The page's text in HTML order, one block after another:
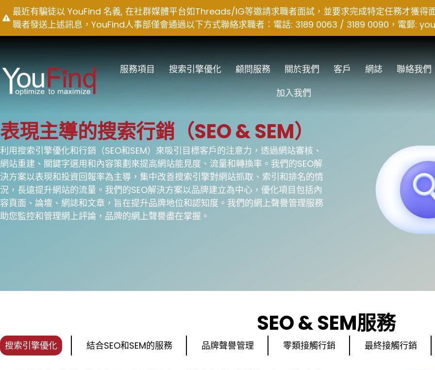
to
最近有騙徒以 YouFind 名義, 在社群媒體平台如Threads/IG等邀請求職者面試，並要求完成特定任務才獲得
職者發送上述訊息，YouFind人事部僅會通過以下方式聯絡求職者：電話: 3189 0063 / 3189 0090，電郵:
服務項目 搜索引擎優化 顧問服務 關於我們 客戶 網誌
聯絡我們
加入我們
表現主導的搜索行銷（SEO & SEM）
利用搜索引擎優化和行銷（SEO和SEM）來吸引目標客戶的注意力，透過網站審核、
網站重建、關鍵字選用和內容策劃來提高網站能見度、流量和轉換率。我們的SEO解
決方案以表現和投資回報率為主導，集中改善搜索引擎對網站抓取、索引和排名的情
況，長遠提升網站的流量。我們的SEO解決方案以品牌建立為中心，優化項目包括內
容頁面、論壇、網誌和文章，旨在提升品牌地位和認知度。我們的網上聲譽管理服務
助您監控和管理網上評論，品牌的網上聲譽盡在掌握。
SEO & SEM服務
搜索引擎優化 結合SEO和SEM的服務 品牌聲譽管理 零類接觸行銷 最終接觸行銷